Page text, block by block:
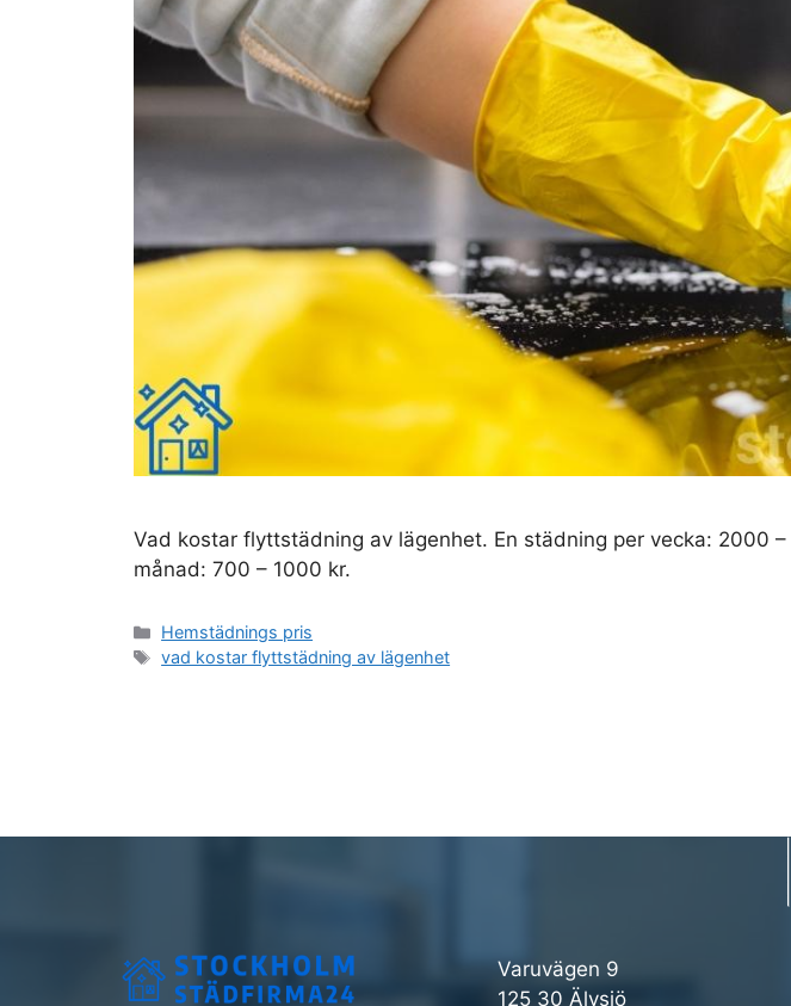
Vad kostar flyttstädning av lägenhet. En städning per vecka: 2000
månad: 700 – 1000 kr.
Kategorier
Hemstädnings pris
Etiketter
vad kostar flyttstädning av lägenhet
Varuvägen 9
125 30 Älvsjö